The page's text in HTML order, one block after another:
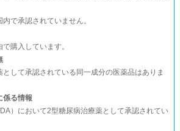
で承認されていません。
購入しています。
して承認されている同一成分の医薬品はありま
係る情報
）において2型糖尿病治療薬として承認されてい